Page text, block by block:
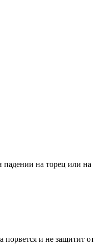
падении на торец или на
порвется и не защитит от